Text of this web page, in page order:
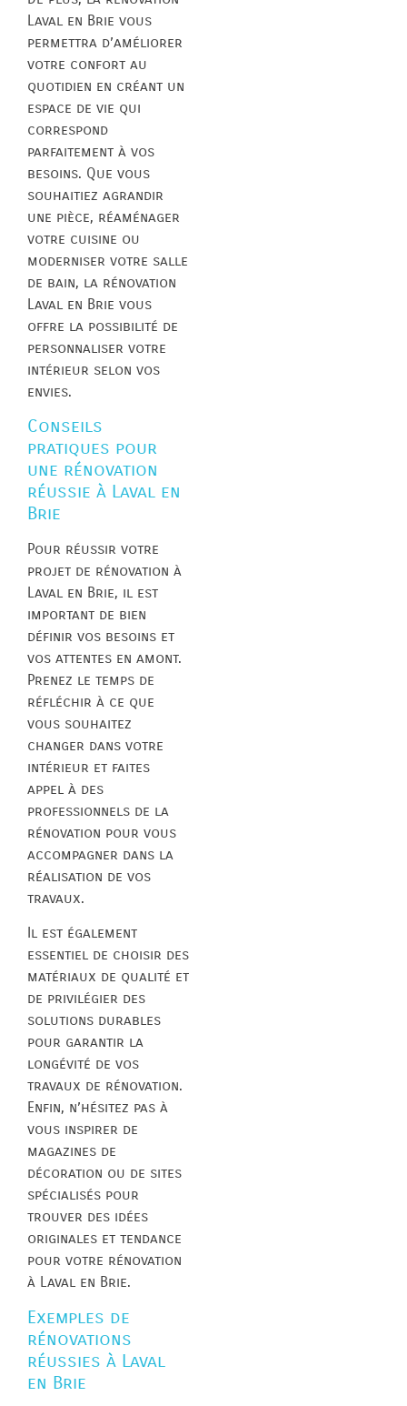
Laval en Brie vous
permettra d’améliorer
votre confort au
quotidien en créant un
espace de vie qui
correspond
parfaitement à vos
besoins. Que vous
souhaitiez agrandir
une pièce, réaménager
votre cuisine ou
moderniser votre salle
de bain, la rénovation
Laval en Brie vous
offre la possibilité de
personnaliser votre
intérieur selon vos
envies.
Conseils
pratiques pour
une rénovation
réussie à Laval en
Brie
Pour réussir votre
projet de rénovation à
Laval en Brie, il est
important de bien
définir vos besoins et
vos attentes en amont.
Prenez le temps de
réfléchir à ce que
vous souhaitez
changer dans votre
intérieur et faites
appel à des
professionnels de la
rénovation pour vous
accompagner dans la
réalisation de vos
travaux.
Il est également
essentiel de choisir des
matériaux de qualité et
de privilégier des
solutions durables
pour garantir la
longévité de vos
travaux de rénovation.
Enfin, n’hésitez pas à
vous inspirer de
magazines de
décoration ou de sites
spécialisés pour
trouver des idées
originales et tendance
pour votre rénovation
à Laval en Brie.
Exemples de
rénovations
réussies à Laval
en Brie